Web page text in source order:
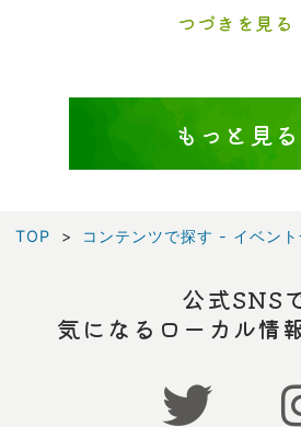
つづきを見る
もっと見る
TOP コンテンツで探す - イベント
公式SNS
気になるローカル情